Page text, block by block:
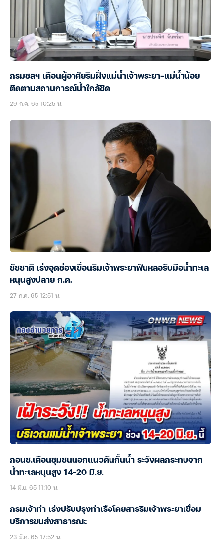
กรมชลฯ เตือนผู้อาศัยริมฝั่งแม่น้ำเจ้าพระยา-แม่น้ำน้อย
ติดตามสถานการณ์น้ำใกล้ชิด
29 ก.ค. 65 10:25 น.
ชัชชาติ เร่งอุดช่องเขื่อนริมเจ้าพระยาฟันหลอรับมือน้ำทะเล
หนุนสูงปลาย ก.ค.
27 ก.ค. 65 12:51 น.
กอนช.เตือนชุมชนนอกแนวคันกั้นน้ำ ระวังผลกระทบจาก
น้ำทะเลหนุนสูง 14-20 มิ.ย.
14 มิ.ย. 65 11:10 น.
กรมเจ้าท่า เร่งปรับปรุงท่าเรือโดยสารริมเจ้าพระยาเชื่อม
บริการขนส่งสาธารณะ
23 มี.ค. 65 17:52 น.